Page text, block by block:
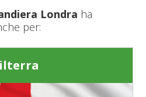
Londra ha
per: